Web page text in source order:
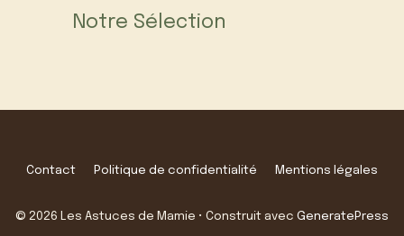
Notre Sélection
Contact Politique de confidentialité Mentions légales
© 2026 Les Astuces de Mamie • Construit avec GeneratePress